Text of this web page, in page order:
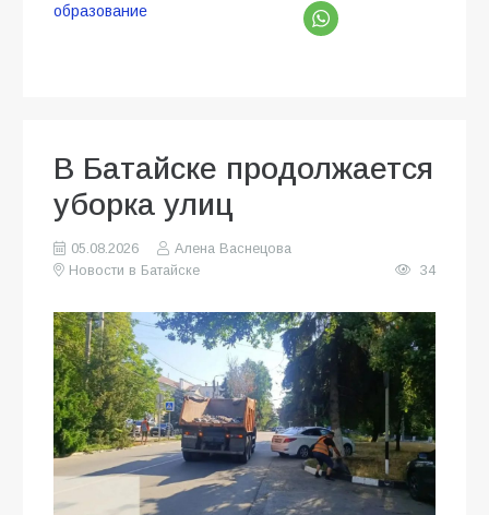
образование
В Батайске продолжается
уборка улиц
05.08.2026
Алена Васнецова
Новости в Батайске
34